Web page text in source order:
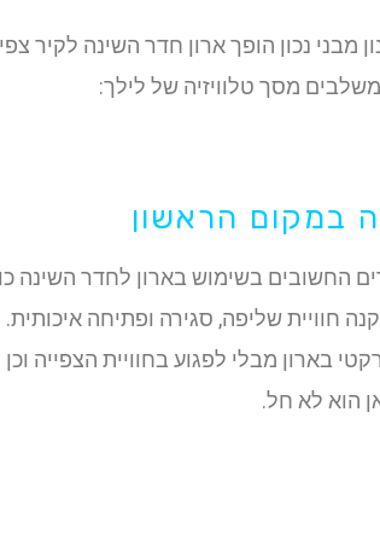
מבני נכון הופך ארון חדר השינה לקיר
מסך טלוויזיה של לילך:
במקום הראשון
החשובים בשימוש בארון לחדר השינה
חוויית שליפה, סגירה ופתיחה
בארון מבלי לפגוע בחוויית
הוא לא חל.